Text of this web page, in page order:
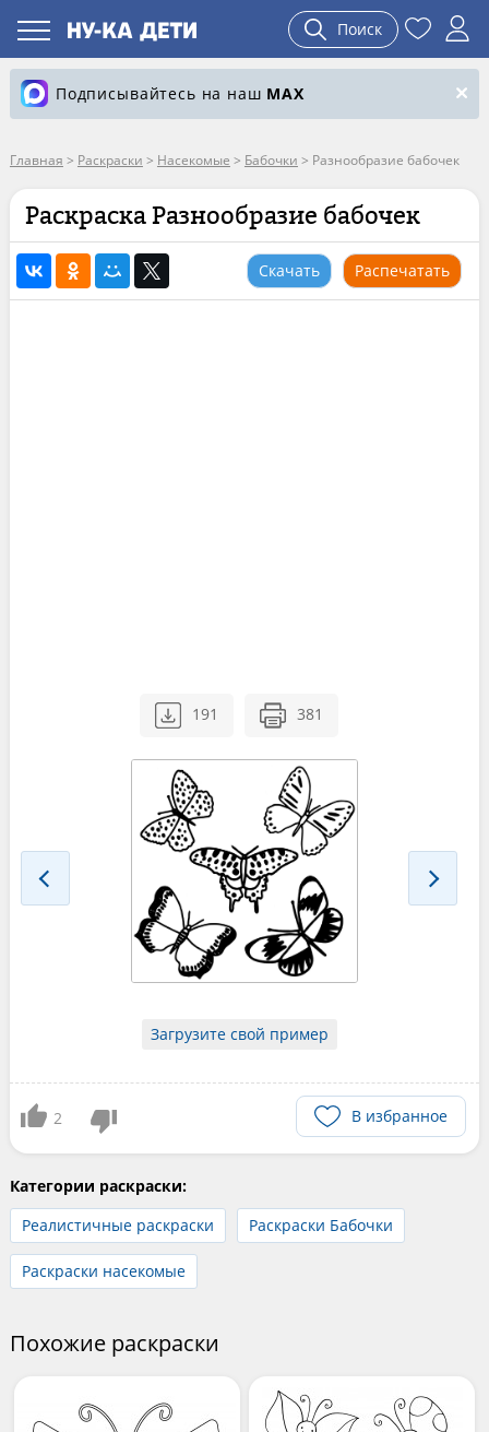
Поиск
Подписывайтесь на наш MAX
Главная > Раскраски > Насекомые > Бабочки > Разнообразие бабочек
Раскраска Разнообразие бабочек
Скачать Распечатать
191 381
Загрузите свой пример
2 В избранное
Категории раскраски:
Реалистичные раскраски
Раскраски Бабочки
Раскраски насекомые
Похожие раскраски